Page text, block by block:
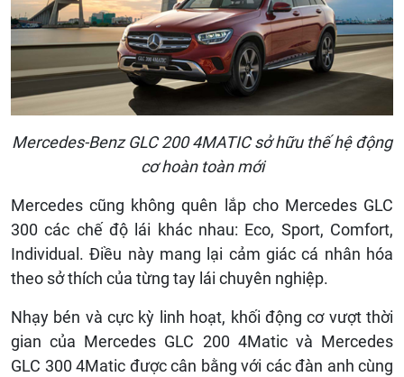
Mercedes-Benz GLC 200 4MATIC sở hữu thế hệ động
cơ hoàn toàn mới
Mercedes cũng không quên lắp cho Mercedes GLC
300 các chế độ lái khác nhau: Eco, Sport, Comfort,
Individual. Điều này mang lại cảm giác cá nhân hóa
theo sở thích của từng tay lái chuyên nghiệp.
Nhạy bén và cực kỳ linh hoạt, khối động cơ vượt thời
gian của Mercedes GLC 200 4Matic và Mercedes
GLC 300 4Matic được cân bằng với các đàn anh cùng